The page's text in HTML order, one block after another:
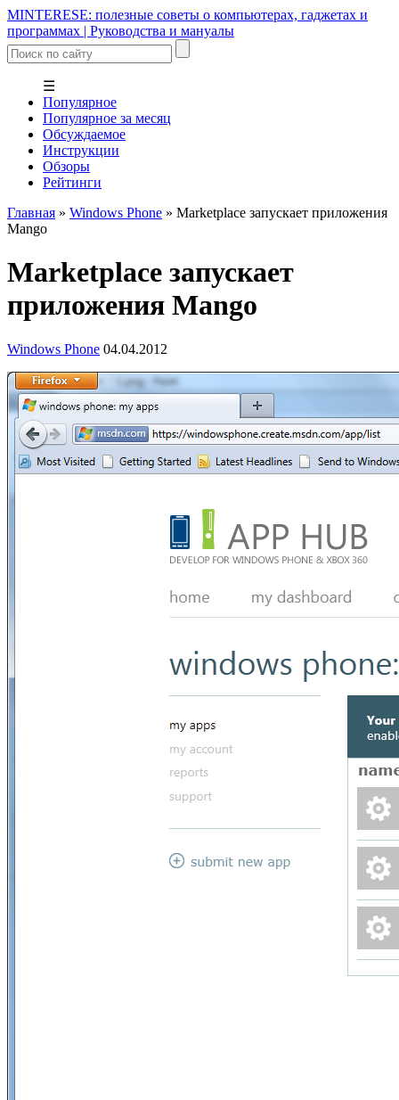
MINTERESE: полезные советы о компьютерах, гаджетах и
программах | Руководства и мануалы
☰
Популярное
Популярное за месяц
Обсуждаемое
Инструкции
Обзоры
Рейтинги
Главная » Windows Phone » Marketplace запускает приложения
Mango
Marketplace запускает
приложения Mango
Windows Phone 04.04.2012